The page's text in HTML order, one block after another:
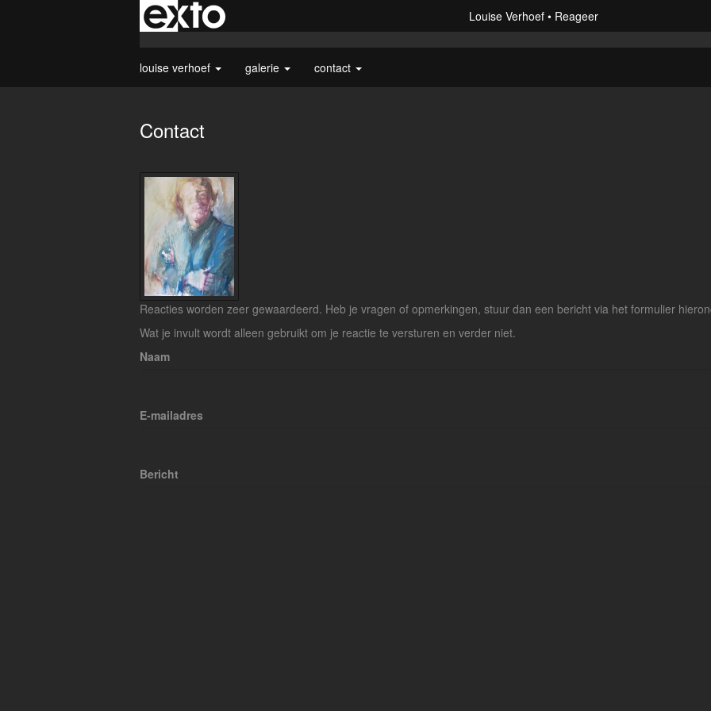
Louise Verhoef Reageer
louise verhoef galerie contact
Contact
Reacties worden zeer gewaardeerd. Heb je vragen of opmerkingen, stuur dan een bericht via het formulier
Wat je invult wordt alleen gebruikt om je reactie te versturen en verder niet.
Naam
E-mailadres
Bericht